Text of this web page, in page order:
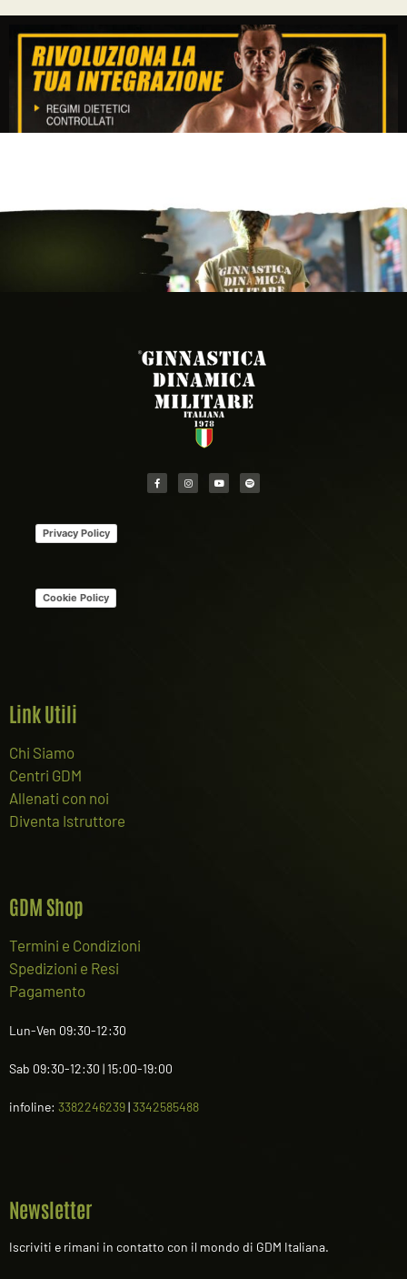
Privacy Policy
Cookie Policy
Link Utili
Chi Siamo
Centri GDM
Allenati con noi
Diventa Istruttore
GDM Shop
Termini e Condizioni
Spedizioni e Resi
Pagamento
Lun-Ven 09:30-12:30
Sab 09:30-12:30 | 15:00-19:00
infoline: 3382246239|3342585488
Newsletter
Iscriviti e rimani in contatto con il mondo di GDM Italiana.